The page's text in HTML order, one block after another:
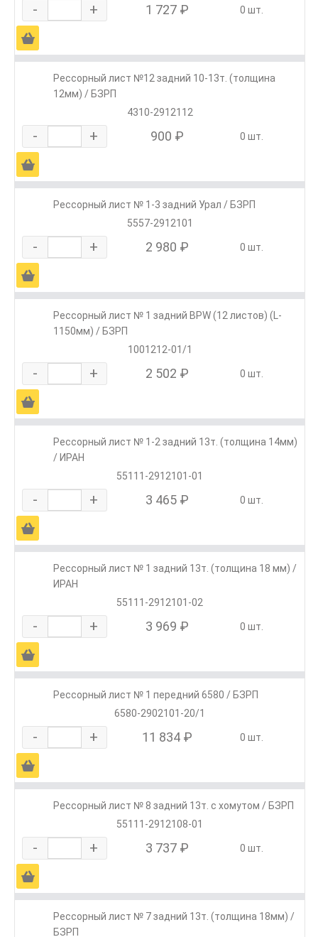
- + 1 727 ₽ 0 шт.
Ä
Рессорный лист №12 задний 10-13т. (толщина
12мм) / БЗРП
4310-2912112
- + 900 ₽ 0 шт.
Ä
Рессорный лист № 1-3 задний Урал / БЗРП
5557-2912101
- + 2 980 ₽ 0 шт.
Ä
Рессорный лист № 1 задний BPW (12 листов) (L-
1150мм) / БЗРП
1001212-01/1
- + 2 502 ₽ 0 шт.
Ä
Рессорный лист № 1-2 задний 13т. (толщина 14мм)
/ ИРАН
55111-2912101-01
- + 3 465 ₽ 0 шт.
Ä
Рессорный лист № 1 задний 13т. (толщина 18 мм) /
ИРАН
55111-2912101-02
- + 3 969 ₽ 0 шт.
Ä
Рессорный лист № 1 передний 6580 / БЗРП
6580-2902101-20/1
- + 11 834 ₽ 0 шт.
Ä
Рессорный лист № 8 задний 13т. c хомутом / БЗРП
55111-2912108-01
- + 3 737 ₽ 0 шт.
Ä
Рессорный лист № 7 задний 13т. (толщина 18мм) /
БЗРП